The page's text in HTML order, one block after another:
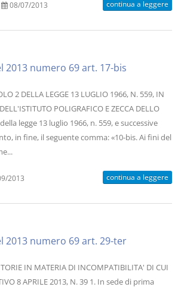
08/07/2013 continua a leggere
2013 numero 69 art. 17-bis
2 DELLA LEGGE 13 LUGLIO 1966, N. 559, IN
POLIGRAFICO E ZECCA DELLO
legge 13 luglio 1966, n. 559, e successive
in fine, il seguente comma: «10-bis. Ai fini del
2013 continua a leggere
2013 numero 69 art. 29-ter
IN MATERIA DI INCOMPATIBILITA' DI CUI
8 APRILE 2013, N. 39 1. In sede di prima